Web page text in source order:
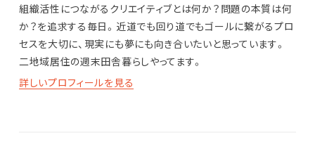
組織活性につながるクリエイティブとは何か？問題の本質は何
か？を追求する毎日。近道でも回り道でもゴールに繋がるプロ
セスを大切に、現実にも夢にも向き合いたいと思っています。
二地域居住の週末田舎暮らしやってます。
詳しいプロフィールを見る